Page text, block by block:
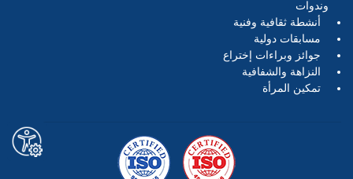
وندوات
أنشطة ثقافية وفنية
مسابقات دولية
جوائز وبراءات إختراع
النزاهة والشفافية
تمكين المرأة